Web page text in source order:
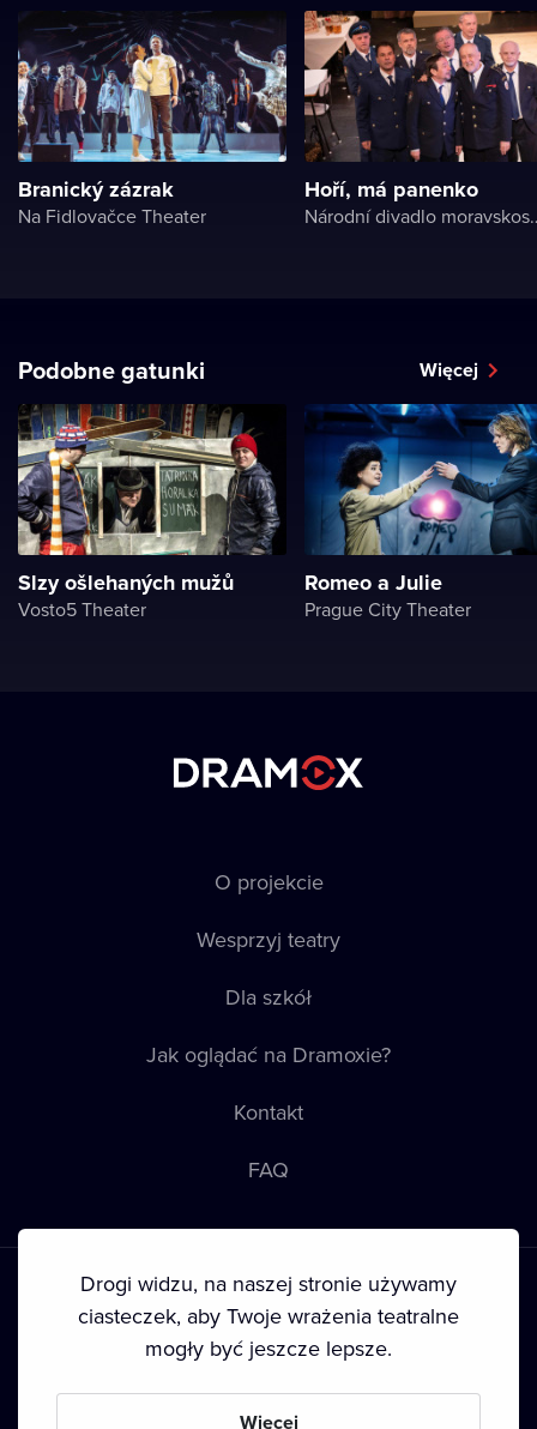
Branický zázrak
Na Fidlovačce Theater
Hoří, má panenko
Národní
Podobne gatunki Więcej
Slzy ošlehaných mužů
Vosto5 Theater
Romeo a Julie
Prague City Theater
O projekcie
Wesprzyj teatry
Dla szkół
Jak oglądać na Dramoxie?
Kontakt
FAQ
Prawa autorskie
Drogi widzu, na naszej stronie używamy
ciasteczek, aby Twoje wrażenia teatralne
mogły być jeszcze lepsze.
Więcej